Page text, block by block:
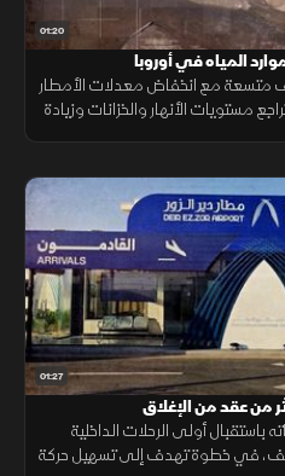
01:20
المياه في أوروبا
متسعة مع انخفاض معدلات الأمطار
مستويات الأنهار والخزانات وزيادة
01:27
من عقد من الإغلاق
باستقبال أولى الرحلات الداخلية
في خطوة تهدف إلى تسهيل حركة